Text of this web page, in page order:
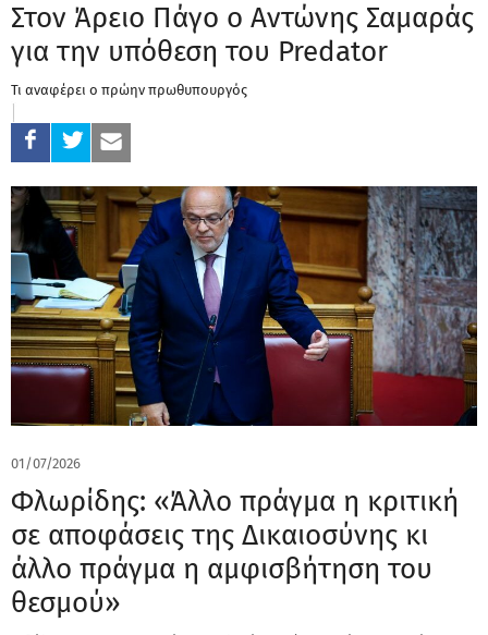
Στον Άρειο Πάγο ο Αντώνης Σαμαράς
για την υπόθεση του Predator
Τι αναφέρει ο πρώην πρωθυπουργός
01/07/2026
Φλωρίδης: «Άλλο πράγμα η κριτική
σε αποφάσεις της Δικαιοσύνης κι
άλλο πράγμα η αμφισβήτηση του
θεσμού»